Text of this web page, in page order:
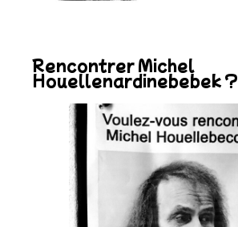
Rencontrer Michel
Houellenardinebebek ?